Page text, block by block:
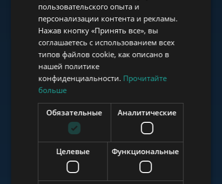
www.tower-investments.com
ITALIAN
SPANISH
RUSSIAN
пользовательского опыта и
персонализации контента и рекламы.
Нажав кнопку «Принять все», вы
соглашаетесь с использованием всех
типов файлов cookie, как описано в
нашей политике
конфиденциальности. Прочитайте
больше
Обязательные Аналитические
Целевые Функциональные